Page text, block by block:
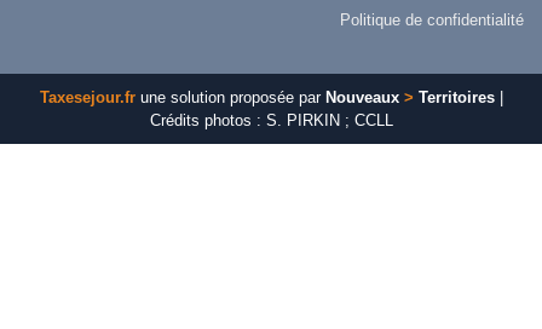
Politique de confidentialité
Taxesejour.frune solution proposée par Nouveaux > Territoires|
Crédits photos : S. PIRKIN ; CCLL